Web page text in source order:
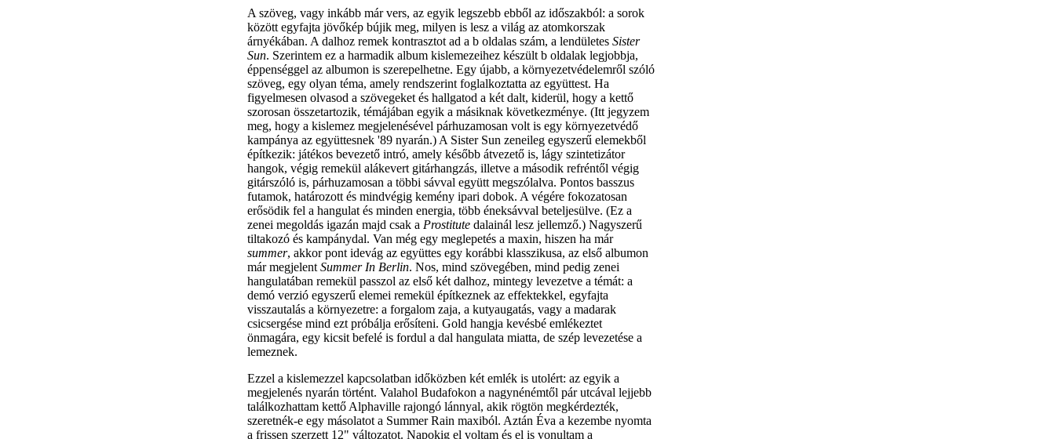
A szöveg, vagy inkább már vers, az egyik legszebb ebből az időszakból: a sorok
között egyfajta jövőkép bújik meg, milyen is lesz a világ az atomkorszak
árnyékában. A dalhoz remek kontrasztot ad a b oldalas szám, a lendületes Sister
Sun. Szerintem ez a harmadik album kislemezeihez készült b oldalak legjobbja,
éppenséggel az albumon is szerepelhetne. Egy újabb, a környezetvédelemről szóló
szöveg, egy olyan téma, amely rendszerint foglalkoztatta az együttest. Ha
figyelmesen olvasod a szövegeket és hallgatod a két dalt, kiderül, hogy a kettő
szorosan összetartozik, témájában egyik a másiknak következménye. (Itt jegyzem
meg, hogy a kislemez megjelenésével párhuzamosan volt is egy környezetvédő
kampánya az együttesnek '89 nyarán.) A Sister Sun zeneileg egyszerű elemekből
építkezik: játékos bevezető intró, amely később átvezető is, lágy szintetizátor
hangok, végig remekül alákevert gitárhangzás, illetve a második refréntől végig
gitárszóló is, párhuzamosan a többi sávval együtt megszólalva. Pontos basszus
futamok, határozott és mindvégig kemény ipari dobok. A végére fokozatosan
erősödik fel a hangulat és minden energia, több éneksávval beteljesülve. (Ez a
zenei megoldás igazán majd csak a Prostitutedalainál lesz jellemző.) Nagyszerű
tiltakozó és kampánydal. Van még egy meglepetés a maxin, hiszen ha már
summer, akkor pont idevág az együttes egy korábbi klasszikusa, az első albumon
már megjelent Summer In Berlin. Nos, mind szövegében, mind pedig zenei
hangulatában remekül passzol az első két dalhoz, mintegy levezetve a témát: a
demó verzió egyszerű elemei remekül építkeznek az effektekkel, egyfajta
visszautalás a környezetre: a forgalom zaja, a kutyaugatás, vagy a madarak
csicsergése mind ezt próbálja erősíteni. Gold hangja kevésbé emlékeztet
önmagára, egy kicsit befelé is fordul a dal hangulata miatta, de szép levezetése a
lemeznek.
Ezzel a kislemezzel kapcsolatban időközben két emlék is utolért: az egyik a
megjelenés nyarán történt. Valahol Budafokon a nagynénémtől pár utcával lejjebb
találkozhattam kettő Alphaville rajongó lánnyal, akik rögtön megkérdezték,
szeretnék-e egy másolatot a Summer Rain maxiból. Aztán Éva a kezembe nyomta
a frissen szerzett 12" változatot. Napokig el voltam és el is vonultam a